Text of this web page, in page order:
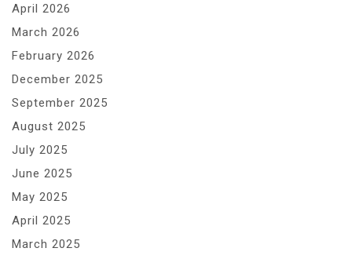
April 2026
March 2026
February 2026
December 2025
September 2025
August 2025
July 2025
June 2025
May 2025
April 2025
March 2025